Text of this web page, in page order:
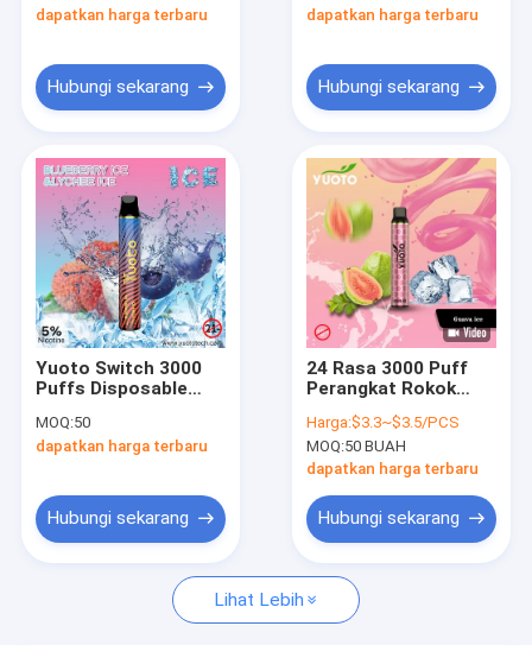
Produk
Tampilan VR
Tentang kita
Hubungi kami
Vape Sekali Pakai YUOTO
2500 Puff Vape Sekali Pakai
3000 Puff Vape Sekali Pakai
dapatkan harga terbaru
Hubungi sekarang
dapatkan harga terbaru
Hubungi sekarang
Yuoto Switch 3000
Puffs Disposable
ringan 57g
MOQ:50
dapatkan harga terbaru
Hubungi sekarang
24 Rasa 3000 Puff
Perangkat Rokok
Yuoto Luscious
Harga:$3.3~$3.5/PCS
MOQ:50 BUAH
dapatkan harga terbaru
Hubungi sekarang
Lihat Lebih